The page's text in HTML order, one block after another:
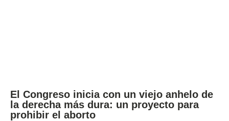
El Congreso inicia con un viejo anhelo de
la derecha más dura: un proyecto para
prohibir el aborto